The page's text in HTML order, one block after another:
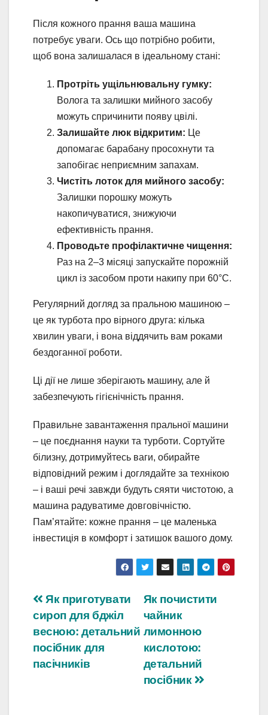
Після кожного прання ваша машина
потребує уваги. Ось що потрібно робити,
щоб вона залишалася в ідеальному стані:
Протріть ущільнювальну гумку:
Волога та залишки мийного засобу
можуть спричинити появу цвілі.
Залишайте люк відкритим: Це
допомагає барабану просохнути та
запобігає неприємним запахам.
Чистіть лоток для мийного засобу:
Залишки порошку можуть
накопичуватися, знижуючи
ефективність прання.
Проводьте профілактичне чищення:
Раз на 2–3 місяці запускайте порожній
цикл із засобом проти накипу при 60°C.
Регулярний догляд за пральною машиною –
це як турбота про вірного друга: кілька
хвилин уваги, і вона віддячить вам роками
бездоганної роботи.
Ці дії не лише зберігають машину, але й
забезпечують гігієнічність прання.
Правильне завантаження пральної машини
– це поєднання науки та турботи. Сортуйте
білизну, дотримуйтесь ваги, обирайте
відповідний режим і доглядайте за технікою
– і ваші речі завжди будуть сяяти чистотою, а
машина радуватиме довговічністю.
Пам’ятайте: кожне прання – це маленька
інвестиція в комфорт і затишок вашого дому.
Навігація
записів
Як почистити
чайник
лимонною
кислотою:
детальний
посібник
Як приготувати
сироп для бджіл
весною: детальний
посібник для
пасічників